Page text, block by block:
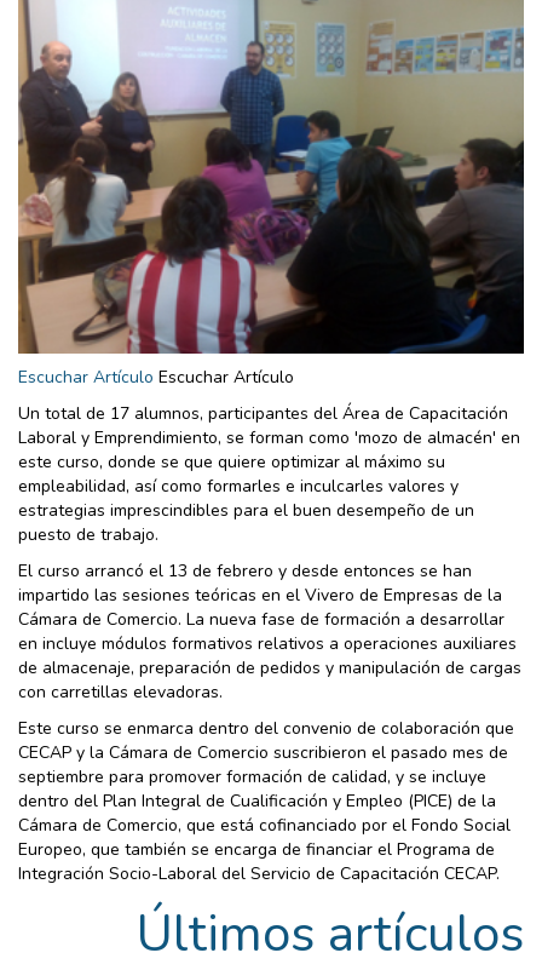
Escuchar Artículo Escuchar Artículo
Un total de 17 alumnos, participantes del Área de Capacitación
Laboral y Emprendimiento, se forman como 'mozo de almacén' en
este curso, donde se que quiere optimizar al máximo su
empleabilidad, así como formarles e inculcarles valores y
estrategias imprescindibles para el buen desempeño de un
puesto de trabajo.
El curso arrancó el 13 de febrero y desde entonces se han
impartido las sesiones teóricas en el Vivero de Empresas de la
Cámara de Comercio. La nueva fase de formación a desarrollar
en incluye módulos formativos relativos a operaciones auxiliares
de almacenaje, preparación de pedidos y manipulación de cargas
con carretillas elevadoras.
Este curso se enmarca dentro del convenio de colaboración que
CECAP y la Cámara de Comercio suscribieron el pasado mes de
septiembre para promover formación de calidad, y se incluye
dentro del Plan Integral de Cualificación y Empleo (PICE) de la
Cámara de Comercio, que está cofinanciado por el Fondo Social
Europeo, que también se encarga de financiar el Programa de
Integración Socio-Laboral del Servicio de Capacitación CECAP.
Últimos artículos